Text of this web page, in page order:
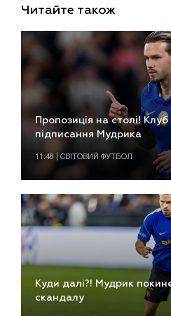
Читайте також
Пропозиція на столі! Клуб
підписання Мудрика
11:48 | СВІТОВИЙ ФУТБОЛ
Куди далі?! Мудрик
скандалу